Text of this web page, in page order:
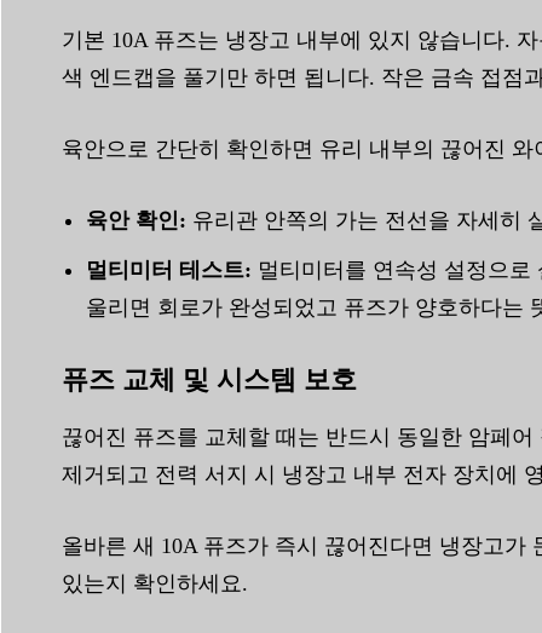
기본 10A 퓨즈는 냉장고 내부에 있지 않습니다.
색 엔드캡을 풀기만 하면 됩니다. 작은 금속 접점
육안으로 간단히 확인하면 유리 내부의 끊어진
육안 확인: 유리관 안쪽의 가는 전선을 자세히
멀티미터 테스트: 멀티미터를 연속성 설정으
울리면 회로가 완성되었고 퓨즈가 양호하다는
퓨즈 교체 및 시스템 보호
끊어진 퓨즈를 교체할 때는 반드시 동일한 암페
제거되고 전력 서지 시 냉장고 내부 전자 장치에
올바른 새 10A 퓨즈가 즉시 끊어진다면 냉장고
있는지 확인하세요.